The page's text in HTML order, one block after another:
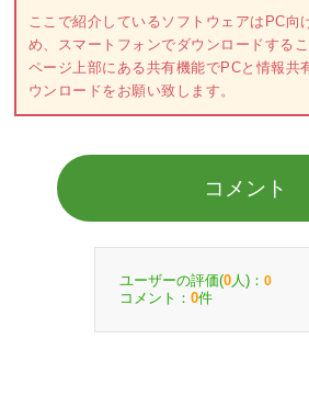
ここで紹介しているソフトウェアはPC向
め、スマートフォンでダウンロードするこ
ページ上部にある共有機能でPCと情報共
ウンロードをお願い致します。
コメント
ユーザーの評価(0 人)： 0
コメント： 0件